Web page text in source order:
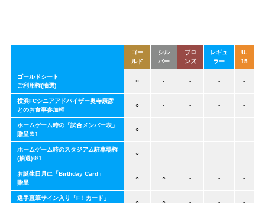
ゴー
ルド
シル
バー
ブロ
ンズ
レギュ
ラー
U-
15
ゴールドシート
ご利用権(抽選)
○ - - - -
横浜FCシニアアドバイザー奥寺康彦
とのお食事参加権
○ - - - -
ホームゲーム時の「試合メンバー表」
贈呈※1
○ - - - -
ホームゲーム時のスタジアム駐車場権
(抽選)※1
○ - - - -
お誕生日月に「Birthday Card」
贈呈
○ ○ - - -
選手直筆サイン入り「F！カード」